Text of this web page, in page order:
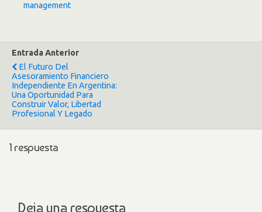
management
Entrada Anterior
El Futuro Del
Asesoramiento Financiero
Independiente En Argentina:
Una Oportunidad Para
Construir Valor, Libertad
Profesional Y Legado
1 respuesta
Deja una respuesta